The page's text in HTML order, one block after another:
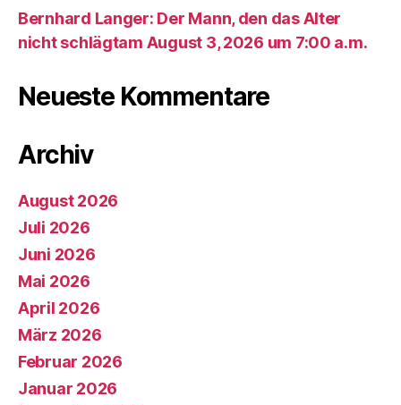
Bernhard Langer: Der Mann, den das Alter
nicht schlägtam August 3, 2026 um 7:00 a.m.
Neueste Kommentare
Archiv
August 2026
Juli 2026
Juni 2026
Mai 2026
April 2026
März 2026
Februar 2026
Januar 2026